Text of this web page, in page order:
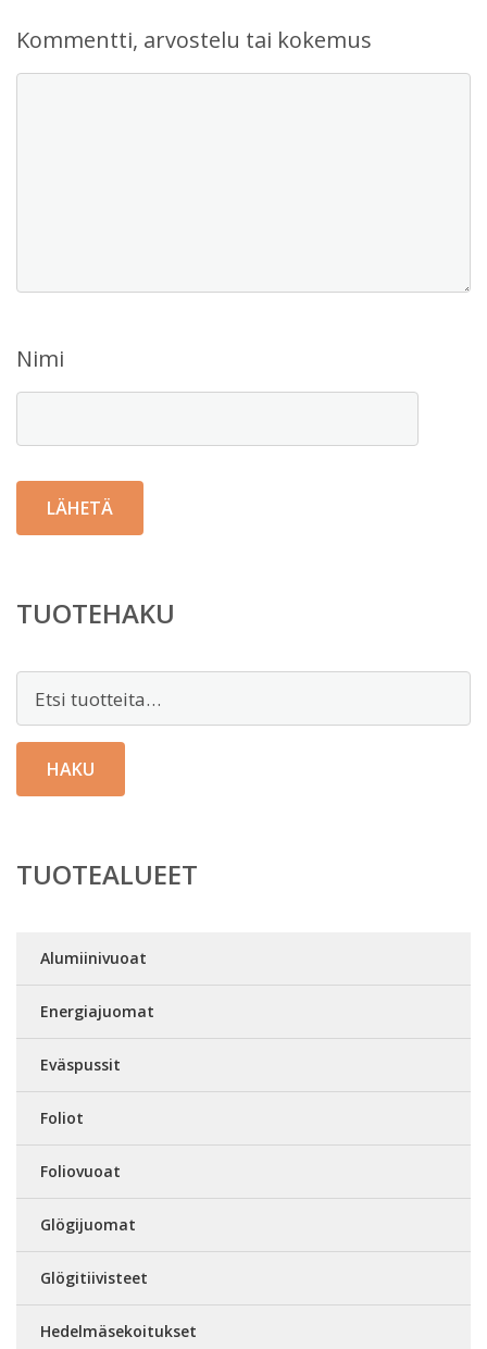
Kommentti, arvostelu tai kokemus
Nimi
TUOTEHAKU
HAKU
TUOTEALUEET
Alumiinivuoat
Energiajuomat
Eväspussit
Foliot
Foliovuoat
Glögijuomat
Glögitiivisteet
Hedelmäsekoitukset